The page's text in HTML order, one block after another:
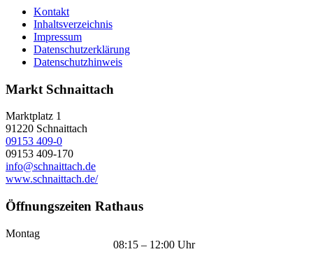
Kontakt
Inhaltsverzeichnis
Impressum
Datenschutzerklärung
Datenschutzhinweis
Markt Schnaittach
Marktplatz 1
91220 Schnaittach
09153 409-0
09153 409-170
info@schnaittach.de
www.schnaittach.de/
Öffnungszeiten Rathaus
Montag
08:15 – 12:00 Uhr